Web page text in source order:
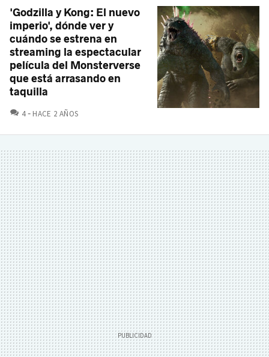
'Godzilla y Kong: El nuevo
imperio', dónde ver y
cuándo se estrena en
streaming la espectacular
película del Monsterverse
que está arrasando en
taquilla
4 COMENTARIOS
HACE 2 AÑOS